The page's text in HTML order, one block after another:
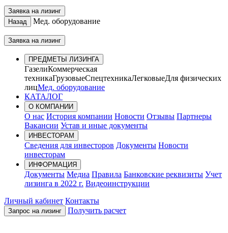
Заявка на лизинг
Назад
Мед. оборудование
Заявка на лизинг
ПРЕДМЕТЫ ЛИЗИНГА
ГазелиКоммерческая
техникаГрузовыеСпецтехникаЛегковыеДля физических
лицМед. оборудование
КАТАЛОГ
О КОМПАНИИ
О нас История компании Новости Отзывы Партнеры
Вакансии Устав и иные документы
ИНВЕСТОРАМ
Сведения для инвесторов Документы Новости
инвесторам
ИНФОРМАЦИЯ
Документы Медиа Правила Банковские реквизиты Учет
лизинга в 2022 г. Видеоинструкции
Личный кабинет Контакты
Запрос на лизинг Получить расчет